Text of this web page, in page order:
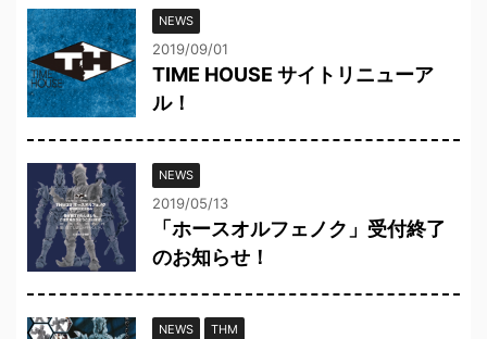
NEWS
2019/09/01
TIME HOUSE サイトリニューア
ル！
NEWS
2019/05/13
「ホースオルフェノク」受付終了
のお知らせ！
NEWS THM